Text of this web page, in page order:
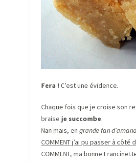
Fera ! C’est une évidence.
Chaque fois que je croise son
braise je succombe.
Nan mais, en grande fan
COMMENT j’ai pu passer à côté
COMMENT, ma bonne